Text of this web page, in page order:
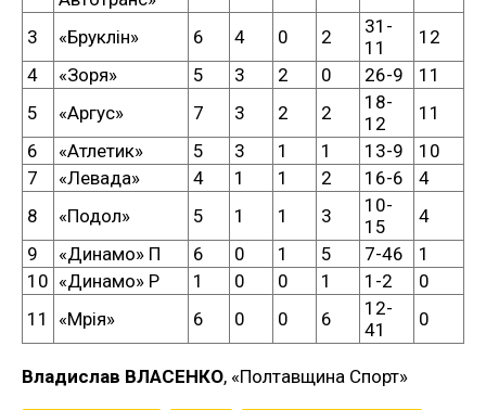
3
«Бруклін» 6 4 0 2
31-
11
12
4
«Зоря» 5 3 2 0 26-9
11
5
«Аргус» 7 3 2 2
18-
12
11
6
«Атлетик» 5 3 1 1 13-9
10
7
«Левада» 4 1 1 2 16-6
4
8
«Подол» 5 1 1 3
10-
15
4
9
«Динамо» П 6 0 1 5 7-46
1
10 «Динамо» Р 1 0 0 1 1-2
0
11
«Мрія» 6 0 0 6
12-
41
0
Владислав ВЛАСЕНКО, «Полтавщина Спорт»